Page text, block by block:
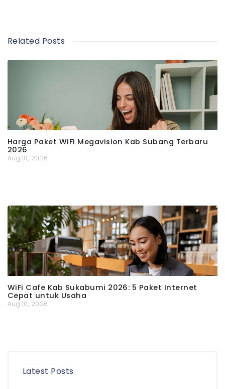
Related Posts
Harga Paket WiFi Megavision Kab Subang Terbaru
2026
Aug 10, 2026
WiFi Cafe Kab Sukabumi 2026: 5 Paket Internet
Cepat untuk Usaha
Aug 10, 2026
Latest Posts